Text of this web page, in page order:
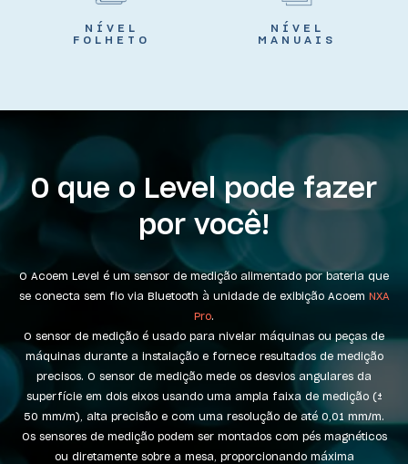
NÍVEL
FOLHETO
NÍVEL
MANUAIS
O que o Levelpode fazer
por você!
O Acoem Level é um sensor de medição alimentado por bateria que
se conecta sem fio via Bluetooth à unidade de exibição Acoem NXA
Pro.
O sensor de medição é usado para nivelar máquinas ou peças de
máquinas durante a instalação e fornece resultados de medição
precisos. O sensor de medição mede os desvios angulares da
superfície em dois eixos usando uma ampla faixa de medição (±
50 mm/m), alta precisão e com uma resolução de até 0,01 mm/m.
Os sensores de medição podem ser montados com pés magnéticos
ou diretamente sobre a mesa, proporcionando máxima